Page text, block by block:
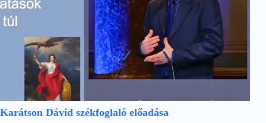
Karátson Dávid székfoglaló előadása